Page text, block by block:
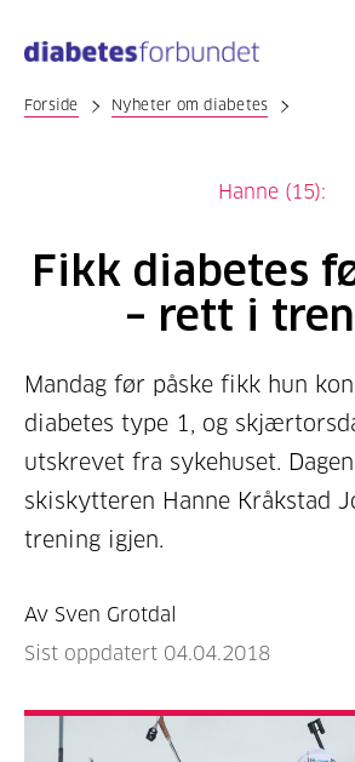
hovedinnhold
Forside Nyheter om diabetes
Hanne (15):
Fikk diabetes
– rett i
Mandag før påske fikk hun
diabetes type 1, og
utskrevet fra sykehuset.
skiskytteren Hanne Kråkstad
trening igjen.
Av Sven Grotdal
Sist oppdatert 04.04.2018